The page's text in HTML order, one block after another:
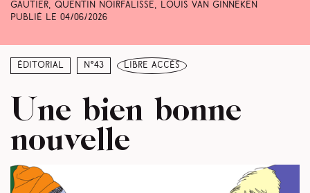
Gautier, Quentin Noirfalisse, Louis Van Ginneken
Publié le 04/06/2026
Éditorial N°43 libre accès
Une bien bonne
nouvelle